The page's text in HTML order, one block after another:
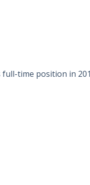
time position in